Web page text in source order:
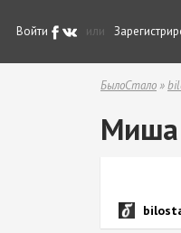
Войти или
БылоСтало »
Миша